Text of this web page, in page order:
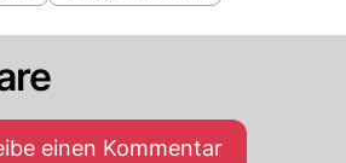
einen Kommentar